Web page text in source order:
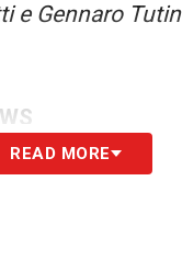
e Gennaro
READ MORE